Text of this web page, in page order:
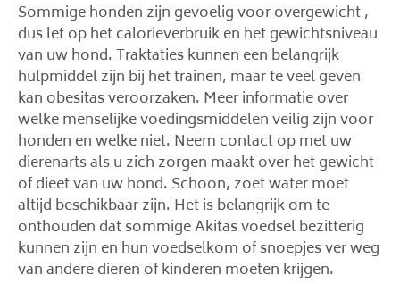
Sommige honden zijn gevoelig voor overgewicht ,
dus let op het calorieverbruik en het gewichtsniveau
van uw hond. Traktaties kunnen een belangrijk
hulpmiddel zijn bij het trainen, maar te veel geven
kan obesitas veroorzaken. Meer informatie over
welke menselijke voedingsmiddelen veilig zijn voor
honden en welke niet. Neem contact op met uw
dierenarts als u zich zorgen maakt over het gewicht
of dieet van uw hond. Schoon, zoet water moet
altijd beschikbaar zijn. Het is belangrijk om te
onthouden dat sommige Akitas voedsel bezitterig
kunnen zijn en hun voedselkom of snoepjes ver weg
van andere dieren of kinderen moeten krijgen.